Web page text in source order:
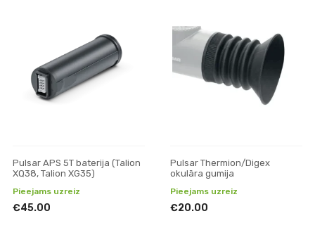
Pulsar APS 5T baterija (Talion
XQ38, Talion XG35)
Pieejams uzreiz
€45.00
Pulsar Thermion/Digex
okulāra gumija
Pieejams uzreiz
€20.00